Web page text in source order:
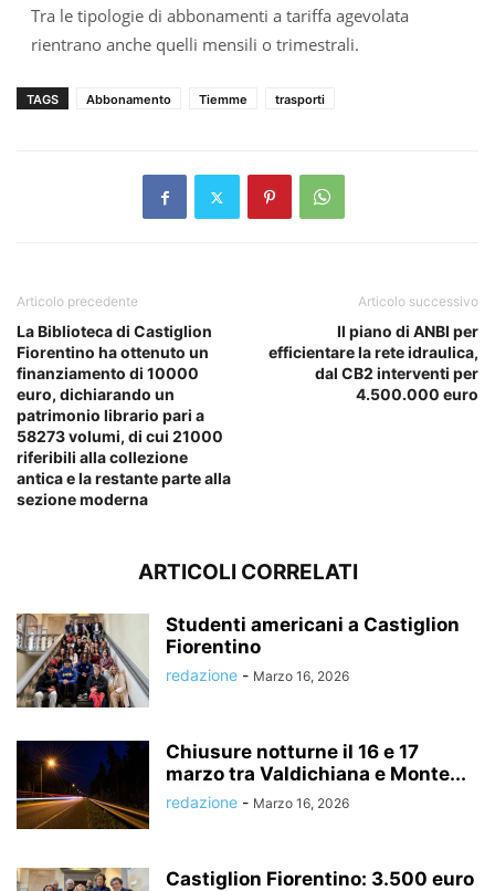
Tra le tipologie di abbonamenti a tariffa agevolata
rientrano anche quelli mensili o trimestrali.
TAGS Abbonamento Tiemme trasporti
Articolo precedente
La Biblioteca di Castiglion
Fiorentino ha ottenuto un
finanziamento di 10000
euro, dichiarando un
patrimonio librario pari a
58273 volumi, di cui 21000
riferibili alla collezione
antica e la restante parte alla
sezione moderna
Articolo successivo
Il piano di ANBI per
efficientare la rete idraulica,
dal CB2 interventi per
4.500.000 euro
ARTICOLI CORRELATI
Studenti americani a Castiglion
Fiorentino
redazione - Marzo 16, 2026
Chiusure notturne il 16 e 17
marzo tra Valdichiana e Monte...
redazione - Marzo 16, 2026
Castiglion Fiorentino: 3.500 euro